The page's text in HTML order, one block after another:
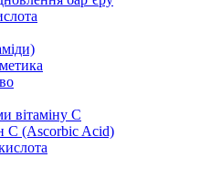
вітаміну С
С (Ascorbic Acid)